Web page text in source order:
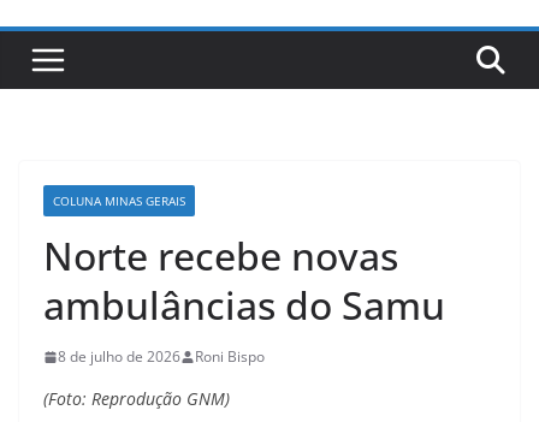
COLUNA MINAS GERAIS
Norte recebe novas
ambulâncias do Samu
8 de julho de 2026 Roni Bispo
(Foto: Reprodução GNM)